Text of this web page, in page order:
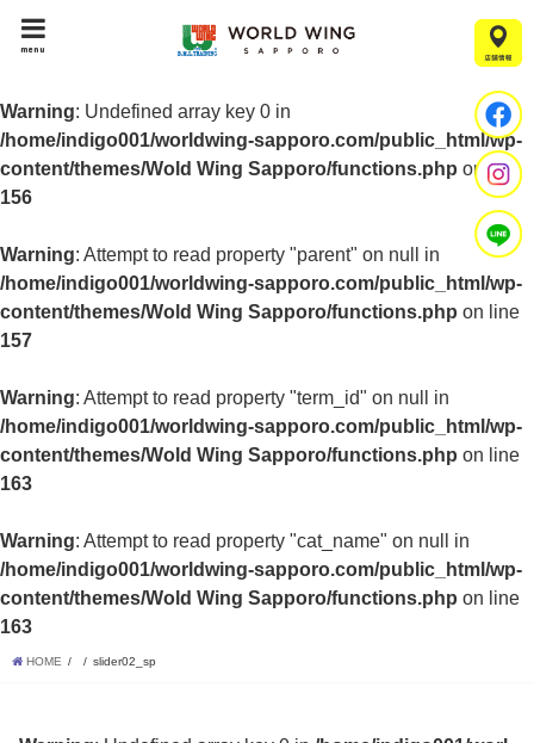
menu
Warning: Undefined array key 0 in
/home/indigo001/worldwing-sapporo.com/public_html/wp-
content/themes/Wold Wing Sapporo/functions.php on line
156
Warning: Attempt to read property "parent" on null in
/home/indigo001/worldwing-sapporo.com/public_html/wp-
content/themes/Wold Wing Sapporo/functions.php on line
157
Warning: Attempt to read property "term_id" on null in
/home/indigo001/worldwing-sapporo.com/public_html/wp-
content/themes/Wold Wing Sapporo/functions.php on line
163
Warning: Attempt to read property "cat_name" on null in
/home/indigo001/worldwing-sapporo.com/public_html/wp-
content/themes/Wold Wing Sapporo/functions.php on line
163
HOME slider02_sp